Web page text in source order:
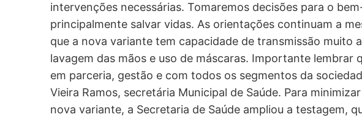
intervenções necessárias. Tomaremos decisões para o
principalmente salvar vidas. As orientações continuam a
que a nova variante tem capacidade de transmissão muito
lavagem das mãos e uso de máscaras. Importante lembrar
em parceria, gestão e com todos os segmentos da
Vieira Ramos, secretária Municipal de Saúde. Para
nova variante, a Secretaria de Saúde ampliou a testagem,